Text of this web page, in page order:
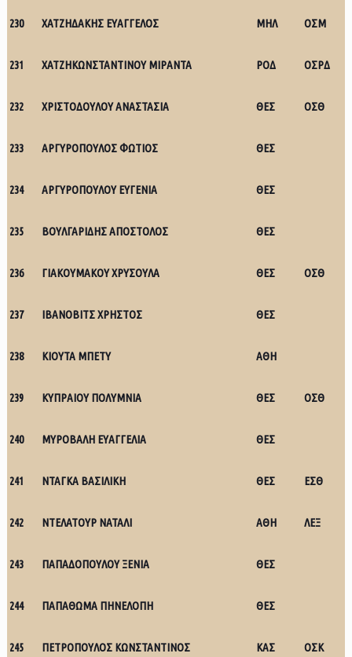
230 ΧΑΤΖΗΔΑΚΗΣ ΕΥΑΓΓΕΛΟΣ ΜΗΛ ΟΣΜ
231 ΧΑΤΖΗΚΩΝΣΤΑΝΤΙΝΟΥ ΜΙΡΑΝΤΑ ΡΟΔ ΟΣΡΔ
232 ΧΡΙΣΤΟΔΟΥΛΟΥ ΑΝΑΣΤΑΣΙΑ ΘΕΣ ΟΣΘ
233 ΑΡΓΥΡΟΠΟΥΛΟΣ ΦΩΤΙΟΣ ΘΕΣ
234 ΑΡΓΥΡΟΠΟΥΛΟΥ ΕΥΓΕΝΙΑ ΘΕΣ
235 ΒΟΥΛΓΑΡΙΔΗΣ ΑΠΟΣΤΟΛΟΣ ΘΕΣ
236 ΓΙΑΚΟΥΜΑΚΟΥ ΧΡΥΣΟΥΛΑ ΘΕΣ ΟΣΘ
237 ΙΒΑΝΟΒΙΤΣ ΧΡΗΣΤΟΣ ΘΕΣ
238 ΚΙΟΥΤΑ ΜΠΕΤΥ ΑΘΗ
239 ΚΥΠΡΑΙΟΥ ΠΟΛΥΜΝΙΑ ΘΕΣ ΟΣΘ
240 ΜΥΡΟΒΑΛΗ ΕΥΑΓΓΕΛΙΑ ΘΕΣ
241 ΝΤΑΓΚΑ ΒΑΣΙΛΙΚΗ ΘΕΣ ΕΣΘ
242 ΝΤΕΛΑΤΟΥΡ ΝΑΤΑΛΙ ΑΘΗ ΛΕΞ
243 ΠΑΠΑΔΟΠΟΥΛΟΥ ΞΕΝΙΑ ΘΕΣ
244 ΠΑΠΑΘΩΜΑ ΠΗΝΕΛΟΠΗ ΘΕΣ
245 ΠΕΤΡΟΠΟΥΛΟΣ ΚΩΝΣΤΑΝΤΙΝΟΣ ΚΑΣ ΟΣΚ